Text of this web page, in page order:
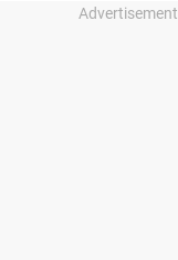
Advertisement